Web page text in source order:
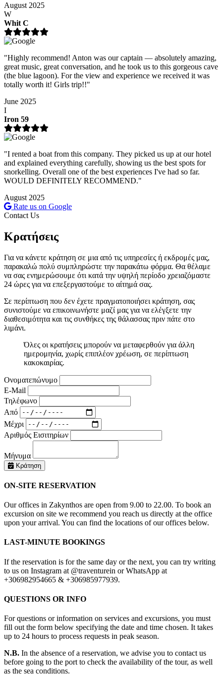
August 2025
W
Whit C
"Highly recommend! Anton was our captain — absolutely amazing,
great music, great conversation, and he took us to this gorgeous cave
(the blue lagoon). For the view and experience we received it was
totally worth it! Girls trip!!"
June 2025
I
Iron 59
"I rented a boat from this company. They picked us up at our hotel
and explained everything carefully, showing us the best spots for
snorkelling. Overall one of the best experiences I've had so far.
WOULD DEFINITELY RECOMMEND."
August 2025
Rate us on Google
Contact Us
Κρατήσεις
Για να κάνετε κράτηση σε μια από τις υπηρεσίες ή εκδρομές μας,
παρακαλώ πολύ συμπληρώστε την παρακάτω φόρμα. Θα θέλαμε
να σας ενημερώσουμε ότι κατά την υψηλή περίοδο χρειαζόμαστε
24 ώρες για να επεξεργαστούμε το αίτημά σας.
Σε περίπτωση που δεν έχετε πραγματοποιήσει κράτηση, σας
συνιστούμε να επικοινωνήστε μαζί μας για να ελέγξετε την
διαθεσιμότητα και τις συνθήκες της θάλασσας πριν πάτε στο
λιμάνι.
Όλες οι κρατήσεις μπορούν να μεταφερθούν για άλλη
ημερομηνία, χωρίς επιπλέον χρέωση, σε περίπτωση
κακοκαιρίας.
Ονοματεπώνυμο
E-Mail
Τηλέφωνο
Από
Μέχρι
Αριθμός Εισιτηρίων
Μήνυμα
Κράτηση
ON-SITE RESERVATION
Our offices in Zakynthos are open from 9.00 to 22.00. To book an
excursion on site we recommend you reach us directly at the office
upon your arrival. You can find the locations of our offices below.
LAST-MINUTE BOOKINGS
If the reservation is for the same day or the next, you can try writing
to us on Instagram at @traventurein or WhatsApp at
+306982954665 & +306985977939.
QUESTIONS OR INFO
For questions or information on services and excursions, you must
fill out the form below specifying the date and time chosen. It takes
up to 24 hours to process requests in peak season.
N.B. In the absence of a reservation, we advise you to contact us
before going to the port to check the availability of the tour, as well
as the sea conditions.